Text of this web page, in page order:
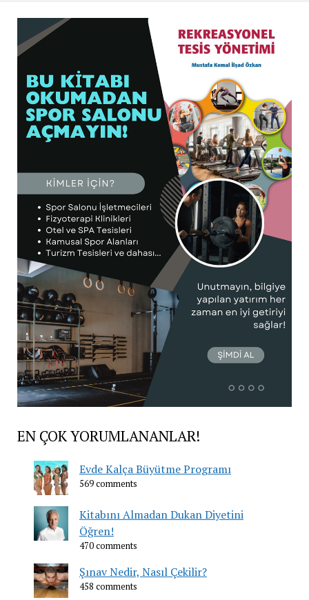
EN ÇOK YORUMLANANLAR!
Evde Kalça Büyütme Programı
569 comments
Kitabını Almadan Dukan Diyetini
Öğren!
470 comments
Şınav Nedir, Nasıl Çekilir?
458 comments